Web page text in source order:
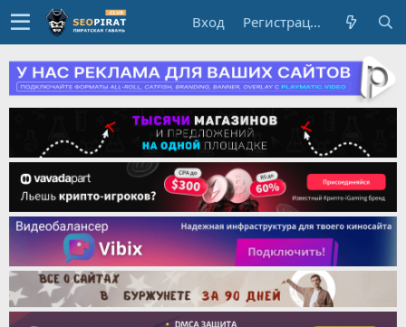
Вход Регистрация